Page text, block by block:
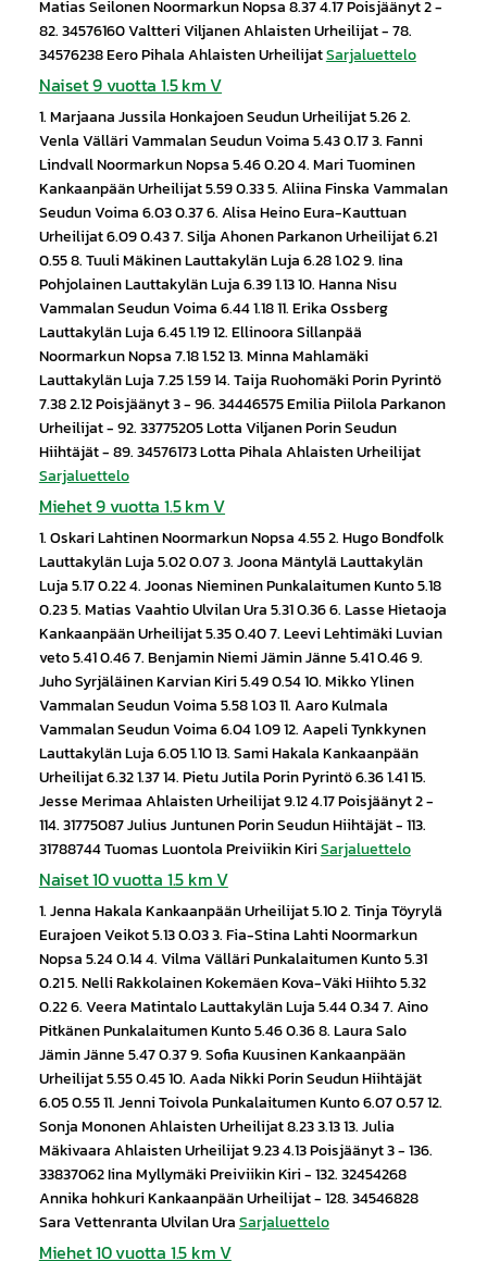
Matias Seilonen Noormarkun Nopsa 8.37 4.17 Poisjäänyt 2 -
82. 34576160 Valtteri Viljanen Ahlaisten Urheilijat - 78.
34576238 Eero Pihala Ahlaisten UrheilijatSarjaluettelo
Naiset 9 vuotta 1.5 km V
1. Marjaana Jussila Honkajoen Seudun Urheilijat 5.26 2.
Venla Välläri Vammalan Seudun Voima 5.43 0.17 3. Fanni
Lindvall Noormarkun Nopsa 5.46 0.20 4. Mari Tuominen
Kankaanpään Urheilijat 5.59 0.33 5. Aliina Finska Vammalan
Seudun Voima 6.03 0.37 6. Alisa Heino Eura-Kauttuan
Urheilijat 6.09 0.43 7. Silja Ahonen Parkanon Urheilijat 6.21
0.55 8. Tuuli Mäkinen Lauttakylän Luja 6.28 1.02 9. Iina
Pohjolainen Lauttakylän Luja 6.39 1.13 10. Hanna Nisu
Vammalan Seudun Voima 6.44 1.18 11. Erika Ossberg
Lauttakylän Luja 6.45 1.19 12. Ellinoora Sillanpää
Noormarkun Nopsa 7.18 1.52 13. Minna Mahlamäki
Lauttakylän Luja 7.25 1.59 14. Taija Ruohomäki Porin Pyrintö
7.38 2.12 Poisjäänyt 3 - 96. 34446575 Emilia Piilola Parkanon
Urheilijat - 92. 33775205 Lotta Viljanen Porin Seudun
Hiihtäjät - 89. 34576173 Lotta Pihala Ahlaisten Urheilijat
Sarjaluettelo
Miehet 9 vuotta 1.5 km V
1. Oskari Lahtinen Noormarkun Nopsa 4.55 2. Hugo Bondfolk
Lauttakylän Luja 5.02 0.07 3. Joona Mäntylä Lauttakylän
Luja 5.17 0.22 4. Joonas Nieminen Punkalaitumen Kunto 5.18
0.23 5. Matias Vaahtio Ulvilan Ura 5.31 0.36 6. Lasse Hietaoja
Kankaanpään Urheilijat 5.35 0.40 7. Leevi Lehtimäki Luvian
veto 5.41 0.46 7. Benjamin Niemi Jämin Jänne 5.41 0.46 9.
Juho Syrjäläinen Karvian Kiri 5.49 0.54 10. Mikko Ylinen
Vammalan Seudun Voima 5.58 1.03 11. Aaro Kulmala
Vammalan Seudun Voima 6.04 1.09 12. Aapeli Tynkkynen
Lauttakylän Luja 6.05 1.10 13. Sami Hakala Kankaanpään
Urheilijat 6.32 1.37 14. Pietu Jutila Porin Pyrintö 6.36 1.41 15.
Jesse Merimaa Ahlaisten Urheilijat 9.12 4.17 Poisjäänyt 2 -
114. 31775087 Julius Juntunen Porin Seudun Hiihtäjät - 113.
31788744 Tuomas Luontola Preiviikin KiriSarjaluettelo
Naiset 10 vuotta 1.5 km V
1. Jenna Hakala Kankaanpään Urheilijat 5.10 2. Tinja Töyrylä
Eurajoen Veikot 5.13 0.03 3. Fia-Stina Lahti Noormarkun
Nopsa 5.24 0.14 4. Vilma Välläri Punkalaitumen Kunto 5.31
0.21 5. Nelli Rakkolainen Kokemäen Kova-Väki Hiihto 5.32
0.22 6. Veera Matintalo Lauttakylän Luja 5.44 0.34 7. Aino
Pitkänen Punkalaitumen Kunto 5.46 0.36 8. Laura Salo
Jämin Jänne 5.47 0.37 9. Sofia Kuusinen Kankaanpään
Urheilijat 5.55 0.45 10. Aada Nikki Porin Seudun Hiihtäjät
6.05 0.55 11. Jenni Toivola Punkalaitumen Kunto 6.07 0.57 12.
Sonja Mononen Ahlaisten Urheilijat 8.23 3.13 13. Julia
Mäkivaara Ahlaisten Urheilijat 9.23 4.13 Poisjäänyt 3 - 136.
33837062 Iina Myllymäki Preiviikin Kiri - 132. 32454268
Annika hohkuri Kankaanpään Urheilijat - 128. 34546828
Sara Vettenranta Ulvilan Ura Sarjaluettelo
Miehet 10 vuotta 1.5 km V